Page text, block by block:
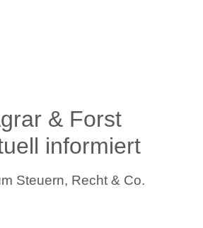
& Forst
informiert
Steuern, Recht & Co.